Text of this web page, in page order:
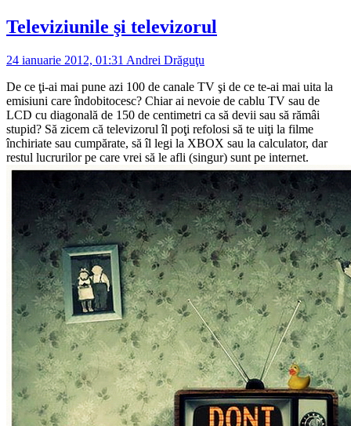
Televiziunile şi televizorul
24 ianuarie 2012, 01:31 Andrei Drăguţu
De ce ţi-ai mai pune azi 100 de canale TV şi de ce te-ai mai uita la
emisiuni care îndobitocesc? Chiar ai nevoie de cablu TV sau de
LCD cu diagonală de 150 de centimetri ca să devii sau să rămâi
stupid? Să zicem că televizorul îl poţi refolosi să te uiţi la filme
închiriate sau cumpărate, să îl legi la XBOX sau la calculator, dar
restul lucrurilor pe care vrei să le afli (singur) sunt pe internet.